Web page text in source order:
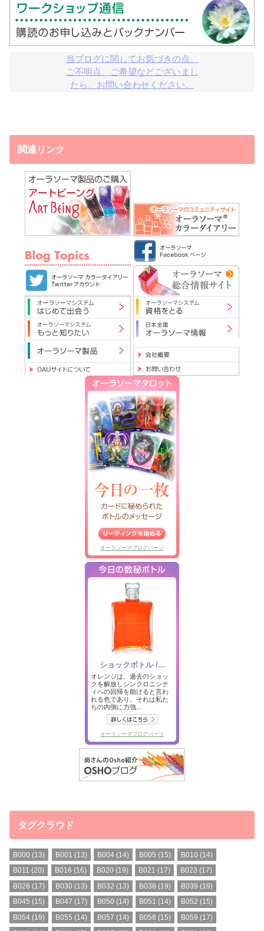
当ブログに関してお気づきの点、
ご不明点、ご希望などございまし
たら、お問い合わせください。
関連リンク
タグクラウド
B000 (13) B001 (13) B004(14) B005 (15) B010 (14)
B011 (20) B016 (16) B020 (19) B021 (17) B023 (17)
B026 (17) B030 (13) B032 (13) B038 (19) B039 (19)
B045 (15) B047 (17) B050 (14) B051 (14) B052 (15)
B054 (19) B055 (14) B057 (14) B058 (15) B059 (17)